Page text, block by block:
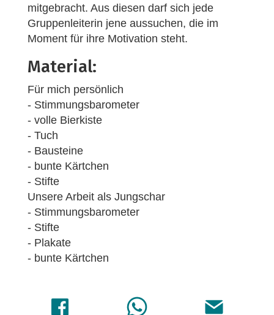
mitgebracht. Aus diesen darf sich jede
Gruppenleiterin jene aussuchen, die im
Moment für ihre Motivation steht.
Material:
Für mich persönlich
- Stimmungsbarometer
- volle Bierkiste
- Tuch
- Bausteine
- bunte Kärtchen
- Stifte
Unsere Arbeit als Jungschar
- Stimmungsbarometer
- Stifte
- Plakate
- bunte Kärtchen